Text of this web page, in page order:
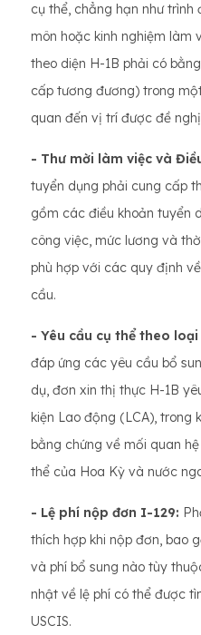
cụ thể, chẳng hạn như
môn hoặc kinh nghiệm làm
theo diện H-1B phải có
cấp tương đương) trong
quan đến vị trí được đề
- Thư mời làm việc và
tuyển dụng phải cung cấp
gồm các điều khoản tuyển
công việc, mức lương và
phù hợp với các quy định
cầu.
- Yêu cầu cụ thể theo loại
đáp ứng các yêu cầu bổ
dụ, đơn xin thị thực H-1B
kiện Lao động (LCA), trong
bằng chứng về mối quan
thể của Hoa Kỳ và nước
- Lệ phí nộp đơn I-129:
thích hợp khi nộp đơn, bao
và phí bổ sung nào tùy
nhật về lệ phí có thể được
USCIS.